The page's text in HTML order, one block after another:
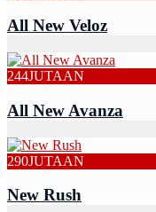
All New Veloz
244JUTAAN
All New Avanza
290JUTAAN
New Rush